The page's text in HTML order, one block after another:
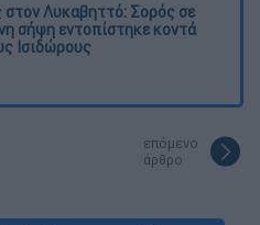
στον Λυκαβηττό: Σορός σε
σήψη εντοπίστηκε κοντά
Ισιδώρους
επόμενο
άρθρο